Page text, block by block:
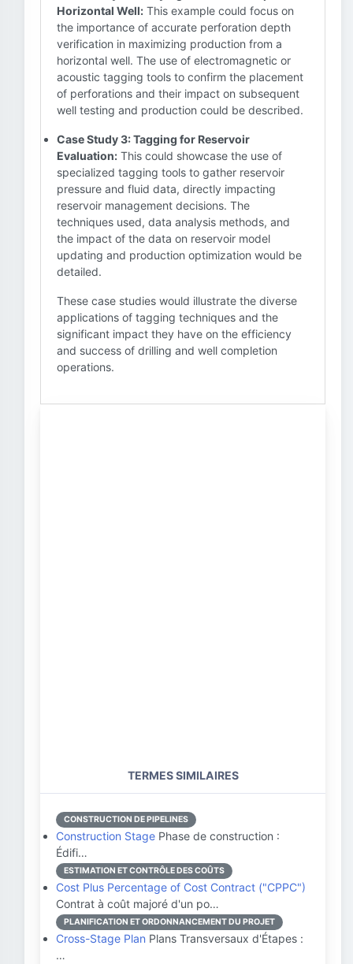
Horizontal Well: This example could focus on
the importance of accurate perforation depth
verification in maximizing production from a
horizontal well. The use of electromagnetic or
acoustic tagging tools to confirm the placement
of perforations and their impact on subsequent
well testing and production could be described.
Case Study 3: Tagging for Reservoir
Evaluation: This could showcase the use of
specialized tagging tools to gather reservoir
pressure and fluid data, directly impacting
reservoir management decisions. The
techniques used, data analysis methods, and
the impact of the data on reservoir model
updating and production optimization would be
detailed.
These case studies would illustrate the diverse
applications of tagging techniques and the
significant impact they have on the efficiency
and success of drilling and well completion
operations.
TERMES SIMILAIRES
CONSTRUCTION DE PIPELINES
Construction Stage Phase de construction :
Édifi…
ESTIMATION ET CONTRÔLE DES COÛTS
Cost Plus Percentage of Cost Contract ("CPPC")
Contrat à coût majoré d'un po…
PLANIFICATION ET ORDONNANCEMENT DU PROJET
Cross-Stage Plan Plans Transversaux d'Étapes :
…